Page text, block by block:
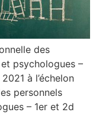
des
psychologues –
à l’échelon
personnels
– 1er et 2d